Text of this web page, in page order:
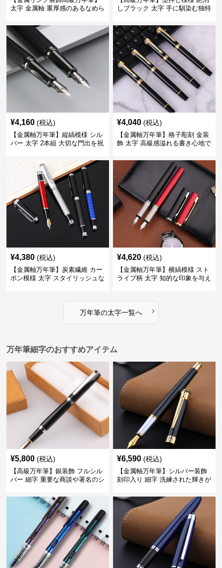
太字 金属軸 重厚感のあるなめら
きに最適
しブラック 太字 手に馴染む独特
くい
¥4,160 (税込)
【金属軸万年筆】縦縞模様 シル
バー 太字 2本組 大切な門出を祝
ト
¥4,040 (税込)
【金属軸万年筆】格子彫刻 金装
飾 太字 高級感溢れる書き心地で
¥4,380 (税込)
【金属軸万年筆】炭素繊維 カー
ボン模様 太字 スタイリッシュな
¥4,620 (税込)
【金属軸万年筆】横縞模様 スト
ライプ柄 太字 知的な印象を与え
万年筆の太字一覧へ ›
万年筆細字のおすすめアイテム
¥5,800 (税込)
【高級万年筆】銀装飾 フルシル
バー 細字 重要な商談や署名のシ
てくれる
¥6,590 (税込)
【金属軸万年筆】シルバー装飾
刻印入り 細字 洗練された輝きが